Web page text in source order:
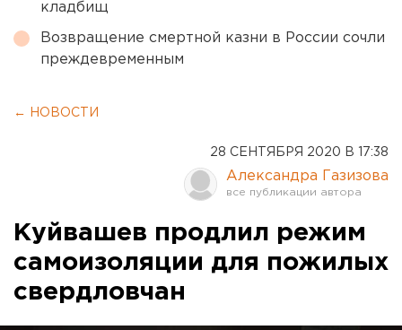
кладбищ
Возвращение смертной казни в России сочли
преждевременным
← НОВОСТИ
28 СЕНТЯБРЯ 2020 В 17:38
Александра Газизова
Куйвашев продлил режим
самоизоляции для пожилых
свердловчан